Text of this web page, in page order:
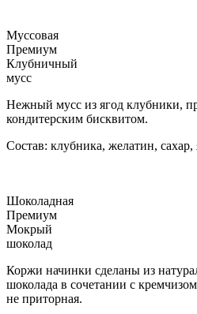
Муссовая
Премиум
Клубничный
мусс
Нежный мусс из ягод клубники,
кондитерским бисквитом.
Состав: клубника, желатин, сахар,
Шоколадная
Премиум
Мокрый
шоколад
Коржи начинки сделаны из
шоколада в сочетании с
не приторная.